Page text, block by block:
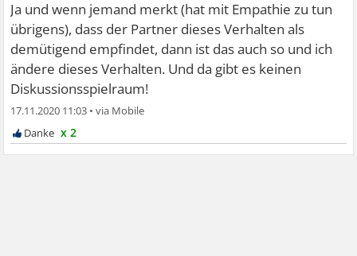
Ja und wenn jemand merkt (hat mit Empathie zu tun
übrigens), dass der Partner dieses Verhalten als
demütigend empfindet, dann ist das auch so und ich
ändere dieses Verhalten. Und da gibt es keinen
Diskussionsspielraum!
17.11.2020 11:03 •
x 2